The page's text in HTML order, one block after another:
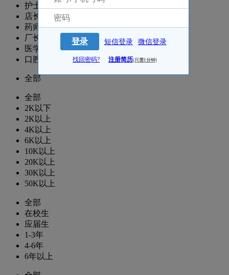
护士/护理
店长
药师/执业药师
厂长/主任/经理
医学运营/项目
口腔医学老师/医学教研
全部
全部
2K以下
2K以上
4K以上
6K以上
10K以上
20K以上
30K以上
50K以上
全部
在校生
应届生
1-3年
4-6年
6年以上
登录 短信登录 微信登录
找回密码? 注册简历(只需1分钟)